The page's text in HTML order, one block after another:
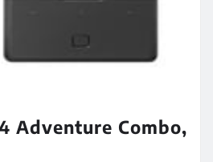
Adventure Combo,